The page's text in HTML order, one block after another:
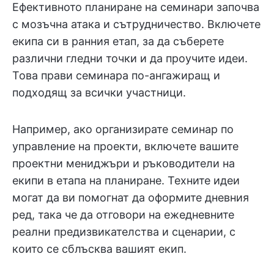
Ефективното планиране на семинари започва
с мозъчна атака и сътрудничество. Включете
екипа си в ранния етап, за да съберете
различни гледни точки и да проучите идеи.
Това прави семинара по-ангажиращ и
подходящ за всички участници.
Например, ако организирате семинар по
управление на проекти, включете вашите
проектни мениджъри и ръководители на
екипи в етапа на планиране. Техните идеи
могат да ви помогнат да оформите дневния
ред, така че да отговори на ежедневните
реални предизвикателства и сценарии, с
които се сблъсква вашият екип.